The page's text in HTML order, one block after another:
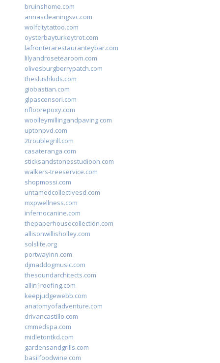
bruinshome.com
annascleaningsvc.com
wolfcitytattoo.com
oysterbayturkeytrot.com
lafronterarestauranteybar.com
lilyandrosetearoom.com
olivesburgberrypatch.com
theslushkids.com
giobastian.com
glpascensori.com
rifloorepoxy.com
woolleymillingandpaving.com
uptonpvd.com
2troublegrill.com
casateranga.com
sticksandstonesstudiooh.com
walkers-treeservice.com
shopmossi.com
untamedcollectivesd.com
mxpwellness.com
infernocanine.com
thepaperhousecollection.com
allisonwillisholley.com
solslite.org
portwayinn.com
djmaddogmusic.com
thesoundarchitects.com
allin1roofing.com
keepjudgewebb.com
anatomyofadventure.com
drivancastillo.com
cmmedspa.com
midletontkd.com
gardensandgrills.com
basilfoodwine.com